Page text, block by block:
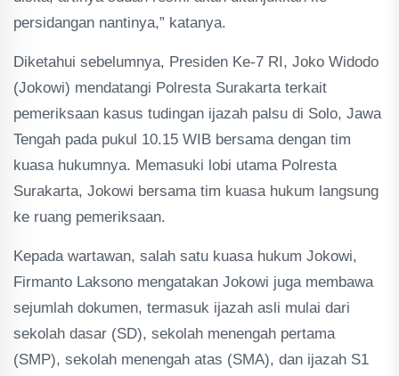
persidangan nantinya,” katanya.
Diketahui sebelumnya, Presiden Ke-7 RI, Joko Widodo
(Jokowi) mendatangi Polresta Surakarta terkait
pemeriksaan kasus tudingan ijazah palsu di Solo, Jawa
Tengah pada pukul 10.15 WIB bersama dengan tim
kuasa hukumnya. Memasuki lobi utama Polresta
Surakarta, Jokowi bersama tim kuasa hukum langsung
ke ruang pemeriksaan.
Kepada wartawan, salah satu kuasa hukum Jokowi,
Firmanto Laksono mengatakan Jokowi juga membawa
sejumlah dokumen, termasuk ijazah asli mulai dari
sekolah dasar (SD), sekolah menengah pertama
(SMP), sekolah menengah atas (SMA), dan ijazah S1